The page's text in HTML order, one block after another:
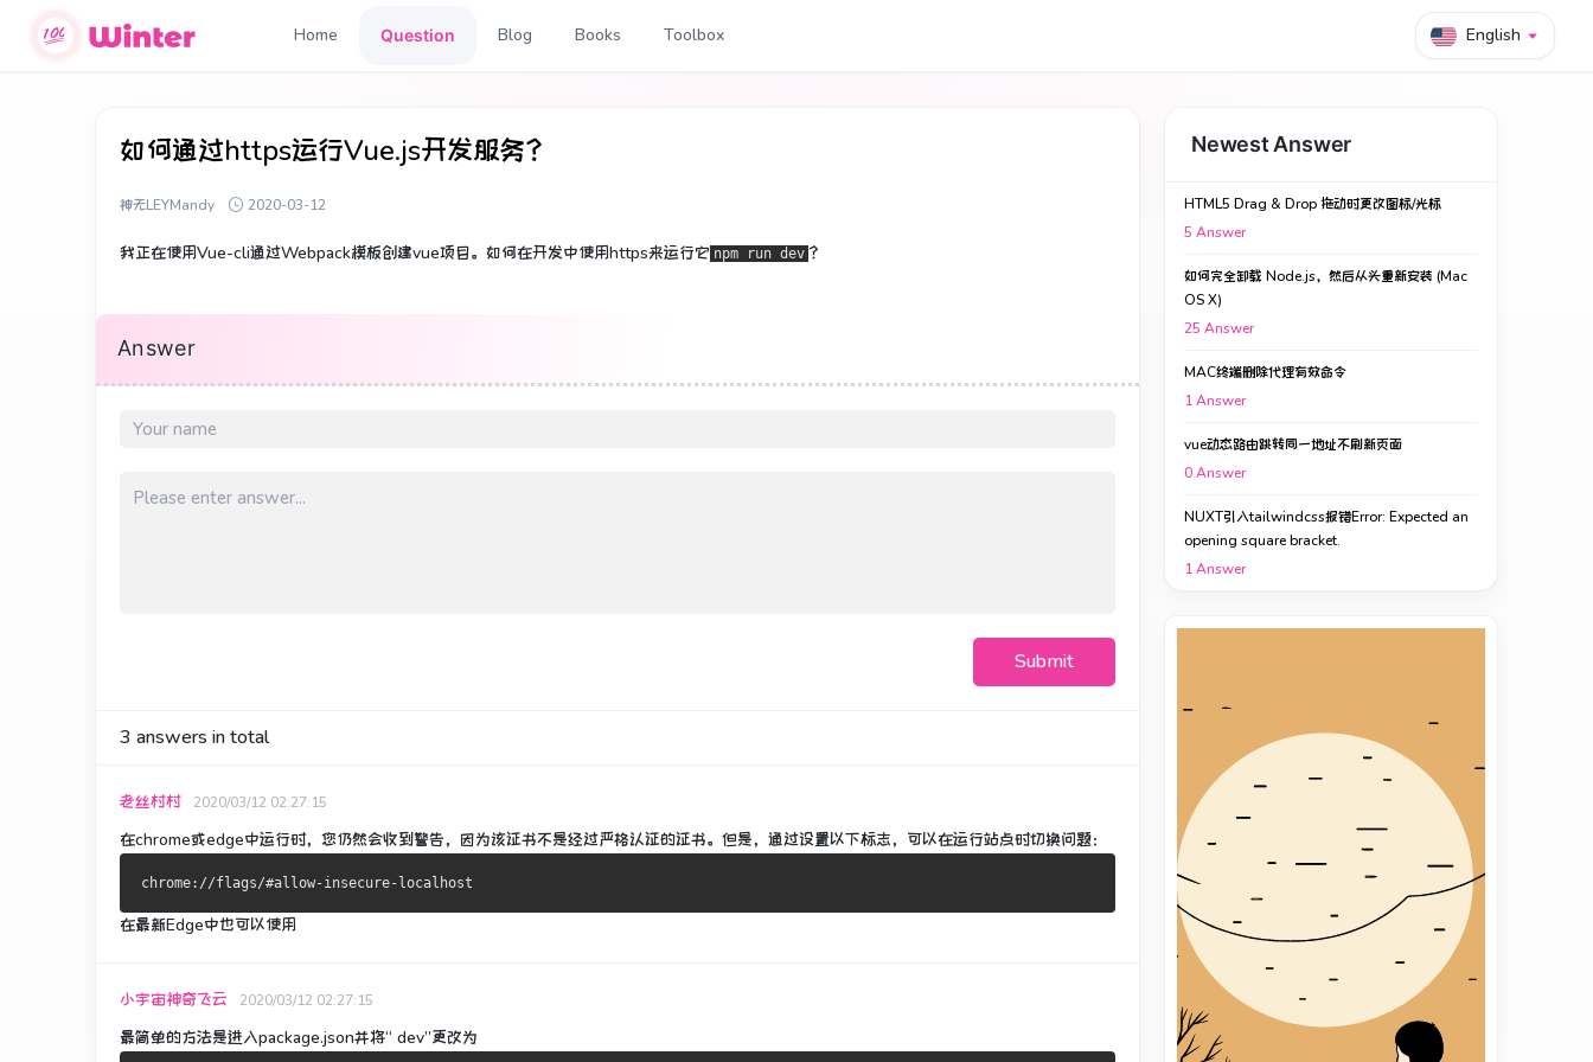
Home Question Blog Books Toolbox English
如何通过https运行Vue.js开发服务？
神无LEYMandy 2020-03-12
我正在使用Vue-cli通过Webpack模板创建vue项目。 如何在开发中使用https来运行它 npm run dev ？
Answer
Submit
3 answers in total
老丝村村 2020/03/12 02:27:15
在chrome或edge中运行时，您仍然会收到警告，因为该证书不是经过严格认证的证书。 但是，通过设置以下标志，可以在运行站点时切换问题：
在最新Edge中也可以使用
小宇宙神奇飞云 2020/03/12 02:27:15
最简单的方法是进入package.json并将“ dev”更改为
Newest Answer
HTML5 Drag & Drop 拖动时更改图标/光标
5 Answer
如何完全卸载 Node.js，然后从头重新安装 (Mac
OS X)
25 Answer
MAC终端删除代理有效命令
1Answer
vue动态路由跳转同一地址不刷新页面
0Answer
NUXT引入tailwindcss报错Error: Expected an
opening square bracket.
1Answer